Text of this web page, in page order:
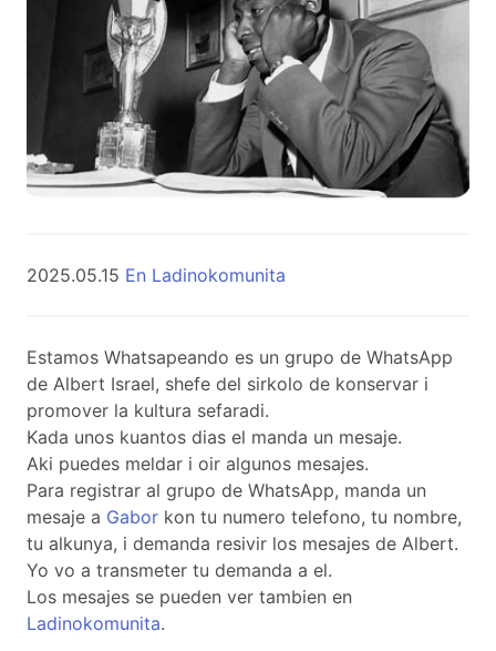
2025.05.15 En Ladinokomunita
Estamos Whatsapeando es un grupo de WhatsApp
de Albert Israel, shefe del sirkolo de konservar i
promover la kultura sefaradi.
Kada unos kuantos dias el manda un mesaje.
Aki puedes meldar i oir algunos mesajes.
Para registrar al grupo de WhatsApp, manda un
mesaje a Gabor kon tu numero telefono, tu nombre,
tu alkunya, i demanda resivir los mesajes de Albert.
Yo vo a transmeter tu demanda a el.
Los mesajes se pueden ver tambien en
Ladinokomunita.